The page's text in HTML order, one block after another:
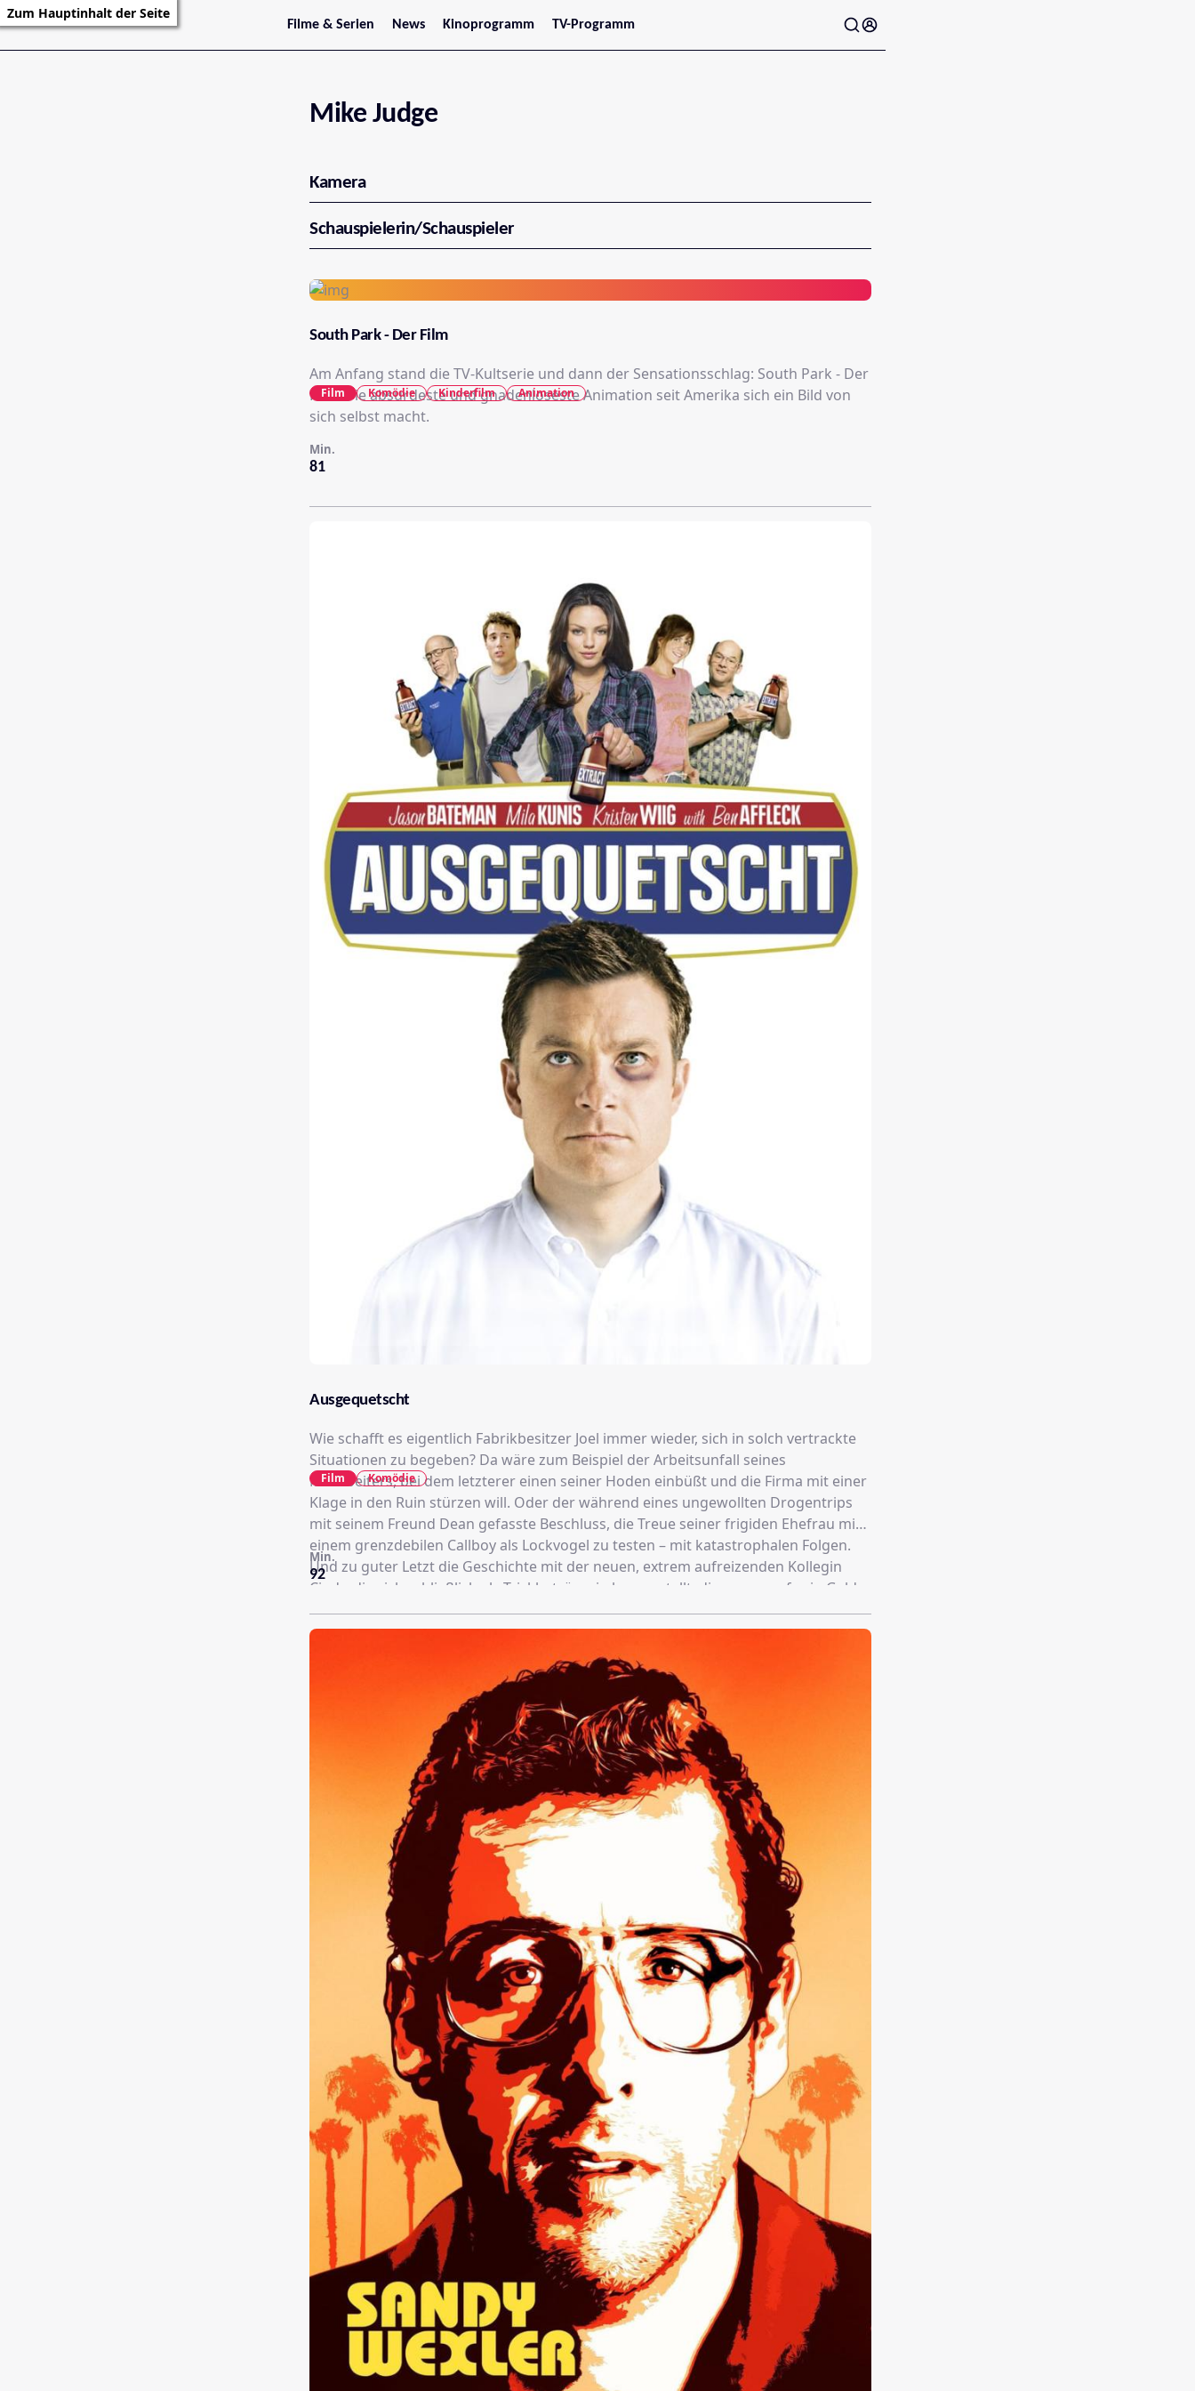
Zum Hauptinhalt der Seite
Filme & Serien
Trailer
Serienarchiv
News
Stars
Kinoprogramm
Jetzt im Kino
Tirol
Vorarlberg
TV-Programm
Mike Judge
Kamera
Schauspielerin/Schauspieler
South Park - Der Film
Am Anfang stand die TV-Kultserie und dann der Sensationsschlag: South Park - Der
Film: Die absurdeste und gnadenloseste Animation seit Amerika sich ein Bild von
sich selbst macht.
81
Min.
Film Komödie Kinderfilm Animation
Ausgequetscht
Wie schafft es eigentlich Fabrikbesitzer Joel immer wieder, sich in solch vertrackte
Situationen zu begeben? Da wäre zum Beispiel der Arbeitsunfall seines
Mitarbeiters, bei dem letzterer einen seiner Hoden einbüßt und die Firma mit einer
Klage in den Ruin stürzen will. Oder der während eines ungewollten Drogentrips
mit seinem Freund Dean gefasste Beschluss, die Treue seiner frigiden Ehefrau mit
einem grenzdebilen Callboy als Lockvogel zu testen – mit katastrophalen Folgen.
Und zu guter Letzt die Geschichte mit der neuen, extrem aufreizenden Kollegin
Cindy, die sich schließlich als Trickbetrügerin herausstellt, die es nur auf sein Geld
abgesehen hat ... Stück für Stück muss sich Joel nun aus seinen beruflichen wie
privaten Schlamasseln heraus manövrieren, um wieder zur Normalität zu
gelangen. Eine Aufgabe, die sich viel leichter anhört, als sie ist!
92
Min.
Film Komödie